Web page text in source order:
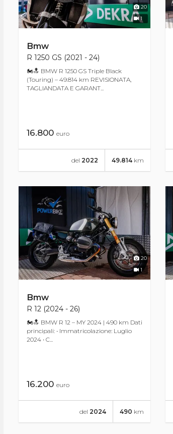
20
1
Bmw
R 1250 GS (2021 - 24)
🏍🔝 BMW R 1250 GS Triple Black
(Touring) – 49.814 km REVISIONATA,
TAGLIANDATA E GARANT...
16.800 euro
49.814 km
del 2022
20
1
Bmw
R 12 (2024 - 26)
🏍🔝 BMW R 12 – MY 2024 | 490 km Dati
principali: • Immatricolazione: Luglio
2024 • C...
16.200 euro
490 km
del 2024